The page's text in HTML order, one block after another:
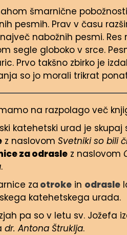
šmarnične
pesmih. Prav v času
nabožnih pesmi.
segle globoko v srce.
Prvo takšno zbirko je
so jo morali trikrat
na razpolago več
katehetski urad je skupaj
z naslovom Svetniki so bili
za odrasle z naslovom
.
za otroke in odrasle
katehetskega urada.
pa so v letu sv. Jožefa
dr. Antona Štruklja.